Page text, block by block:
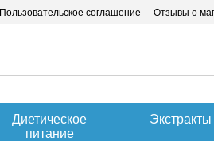
Пользовательское соглашение Отзывы о
Диетическое
питание